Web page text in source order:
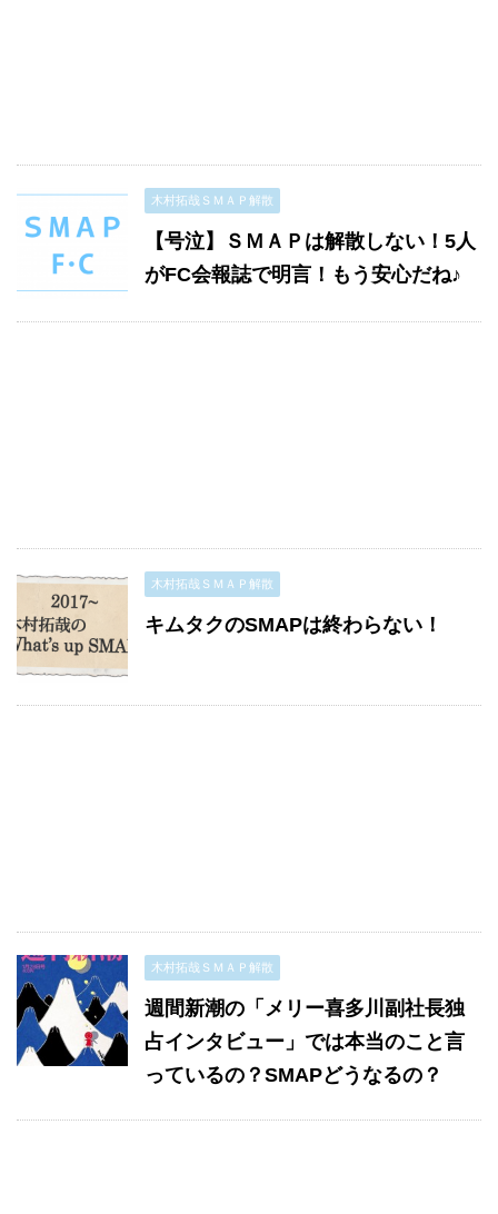
木村拓哉ＳＭＡＰ解散
【号泣】ＳＭＡＰは解散しない！5人
がFC会報誌で明言！もう安心だね♪
木村拓哉ＳＭＡＰ解散
キムタクのSMAPは終わらない！
木村拓哉ＳＭＡＰ解散
週間新潮の「メリー喜多川副社長独
占インタビュー」では本当のこと言
っているの？SMAPどうなるの？